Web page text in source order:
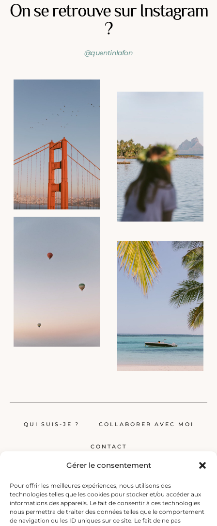
Gérer le consentement
Pour offrir les meilleures expériences, nous utilisons des
technologies telles que les cookies pour stocker et/ou accéder aux
informations des appareils. Le fait de consentir à ces technologies
nous permettra de traiter des données telles que le comportement
de navigation ou les ID uniques sur ce site. Le fait de ne pas
On se retrouve sur Instagram
?
@quentinlafon
QUI SUIS-JE ? COLLABORER AVEC MOI
CONTACT
Globerêveur, le blog pour les passionnés de voyage, propose des récits